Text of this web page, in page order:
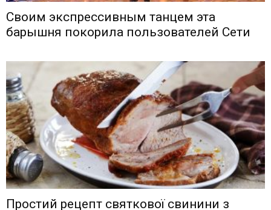
Своим экспрессивным танцем эта
барышня покорила пользователей Сети
Простий рецепт святкової свинини з